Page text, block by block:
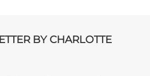
BY CHARLOTTE